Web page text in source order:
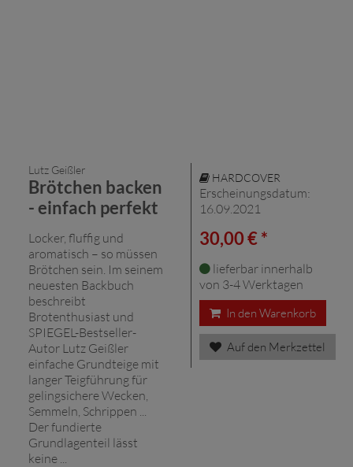
Lutz Geißler
Brötchen backen
- einfach perfekt
Locker, fluffig und
aromatisch – so müssen
Brötchen sein. Im seinem
neuesten Backbuch
beschreibt
Brotenthusiast und
SPIEGEL-Bestseller-
Autor Lutz Geißler
einfache Grundteige mit
langer Teigführung für
gelingsichere Wecken,
Semmeln, Schrippen ...
Der fundierte
Grundlagenteil lässt
keine ...
HARDCOVER
Erscheinungsdatum:
16.09.2021
30,00 € *
lieferbar innerhalb
von 3-4 Werktagen
In den Warenkorb
Auf den Merkzettel